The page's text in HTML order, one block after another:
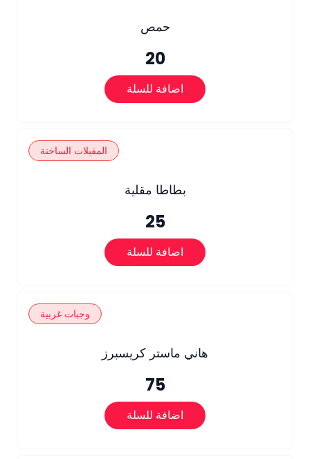
حمص
20
اضافة للسلة
المقبلات الساخنة
بطاطا مقلية
25
اضافة للسلة
وجبات غربية
هاني ماستر كريسبرز
75
اضافة للسلة